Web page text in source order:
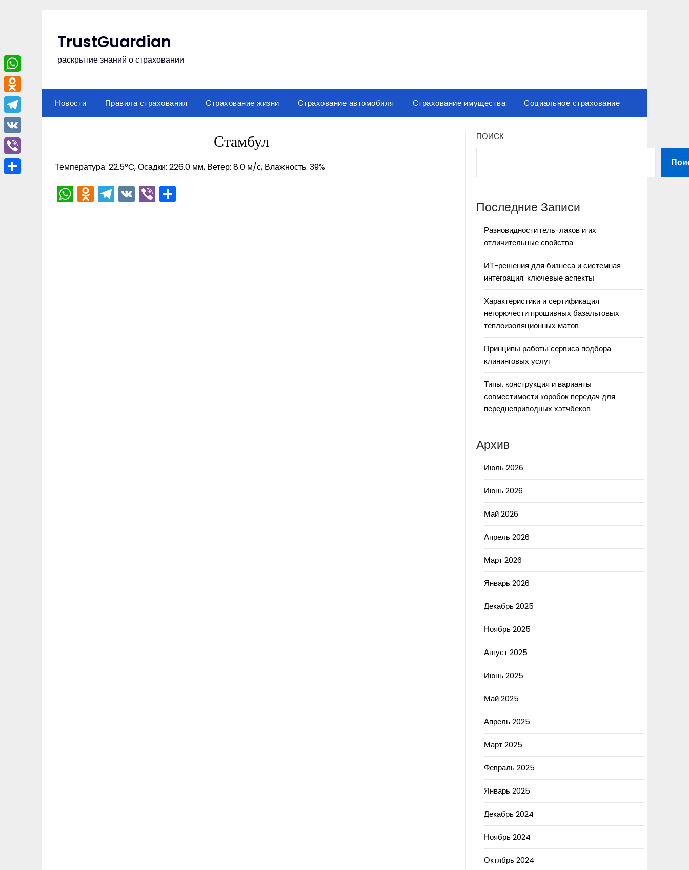
TrustGuardian
раскрытие знаний о страховании
Новости Правила страхования Страхование жизни Страхование автомобиля Страхование имущества Социальное страхование
Стамбул
Температура: 22.5°C, Осадки: 226.0 мм, Ветер: 8.0 м/с, Влажность: 39%
WhatsApp
Odnoklassniki
Telegram
VKViber
ПОИСК
Последние Записи
Разновидности гель-лаков и их
отличительные свойства
ИТ-решения для бизнеса и системная
интеграция: ключевые аспекты
Характеристики и сертификация
негорючести прошивных базальтовых
теплоизоляционных матов
Принципы работы сервиса подбора
клининговых услуг
Типы, конструкция и варианты
совместимости коробок передач для
переднеприводных хэтчбеков
Архив
Июль 2026
Июнь 2026
Май 2026
Апрель 2026
Март 2026
Январь 2026
Декабрь 2025
Ноябрь 2025
Август 2025
Июнь 2025
Май 2025
Апрель 2025
Март 2025
Февраль 2025
Январь 2025
Декабрь 2024
Ноябрь 2024
Октябрь 2024
WhatsApp
Odnoklassniki
Telegram
VK
Viber